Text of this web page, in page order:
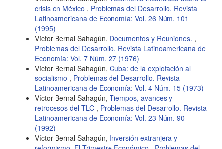
crisis en México , Problemas del Desarrollo. Revista
Latinoamericana de Economía: Vol. 26 Núm. 101
(1995)
Víctor Bernal Sahagún, Documentos y Reuniones. ,
Problemas del Desarrollo. Revista Latinoamericana de
Economía: Vol. 7 Núm. 27 (1976)
Víctor Bernal Sahagún, Cuba: de la explotación al
socialismo , Problemas del Desarrollo. Revista
Latinoamericana de Economía: Vol. 4 Núm. 15 (1973)
Víctor Bernal Sahagún, Tiempos, avances y
retrocesos del TLC , Problemas del Desarrollo. Revista
Latinoamericana de Economía: Vol. 23 Núm. 90
(1992)
Víctor Bernal Sahagún, Inversión extranjera y